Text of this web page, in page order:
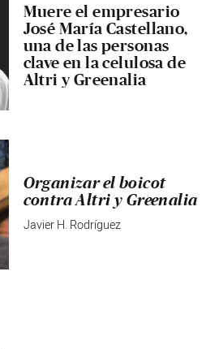
Muere el empresario
José María Castellano,
una de las personas
clave en la celulosa de
Altri y Greenalia
Organizar el boicot
contra Altri y Greenalia
Javier H. Rodríguez